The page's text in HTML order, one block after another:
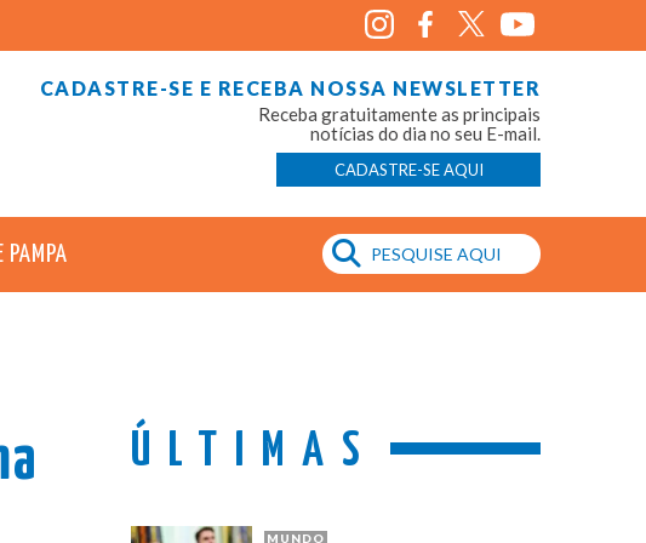
CADASTRE-SE E RECEBA NOSSA NEWSLETTER
Receba gratuitamente as principais
notícias do dia no seu E-mail.
CADASTRE-SE AQUI
PAMPA
ÚLTIMAS
MUNDO